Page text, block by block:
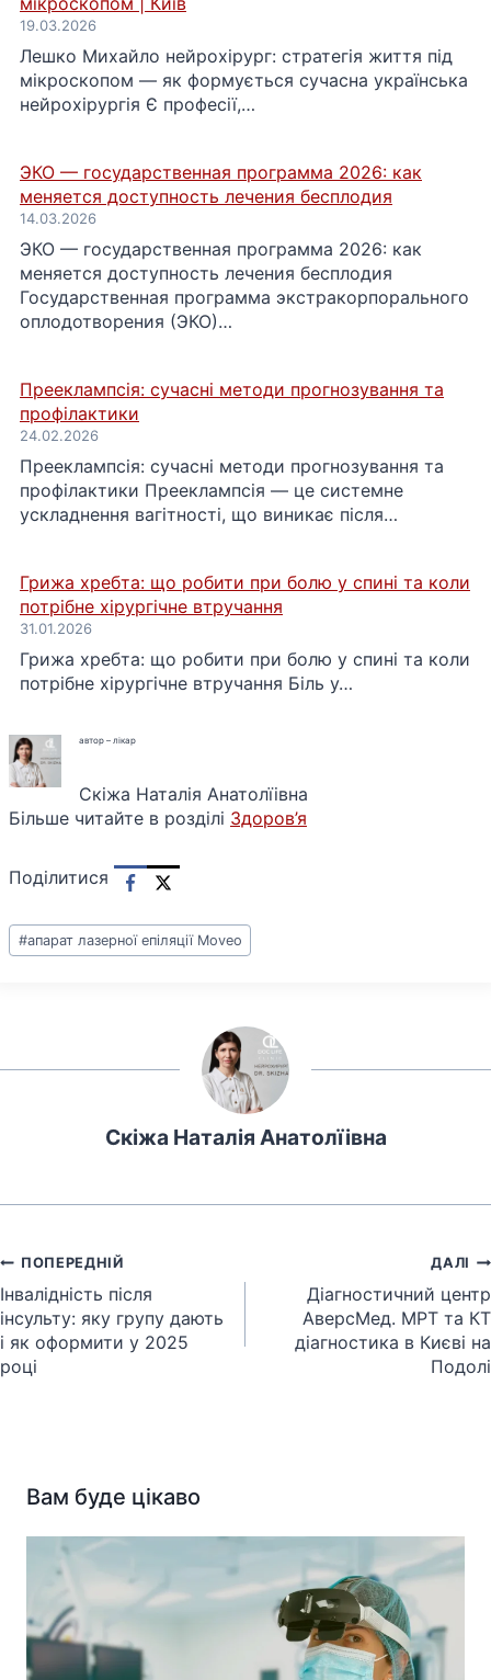
19.03.2026
Лешко Михайло нейрохірург: стратегія життя під
мікроскопом — як формується сучасна українська
нейрохірургія Є професії,…
ЭКО — государственная программа 2026: как
меняется доступность лечения бесплодия
14.03.2026
ЭКО — государственная программа 2026: как
меняется доступность лечения бесплодия
Государственная программа экстракорпорального
оплодотворения (ЭКО)…
Прееклампсія: сучасні методи прогнозування та
профілактики
24.02.2026
Прееклампсія: сучасні методи прогнозування та
профілактики Прееклампсія — це системне
ускладнення вагітності, що виникає після…
Грижа хребта: що робити при болю у спині та коли
потрібне хірургічне втручання
31.01.2026
Грижа хребта: що робити при болю у спині та коли
потрібне хірургічне втручання Біль у…
автор – лікар
Скіжа Наталія Анатолїівна
Більше читайте в розділі Здоров’я
Поділитися
Позначки
запису:
#апарат лазерної епіляції Moveo
Скіжа Наталія Анатолїівна
Навігація
записів
ПОПЕРЕДНІЙ
Інвалідність після
інсульту: яку групу дають
і як оформити у 2025
році
ДАЛІ
Діагностичний центр
АверсМед. МРТ та КТ
діагностика в Києві на
Подолі
Вам буде цікаво